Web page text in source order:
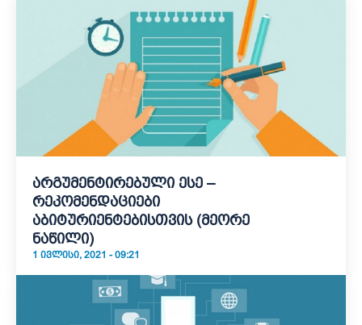
არგუმენტირებული ესე –
რეკომენდაციები
აბიტურიენტებისთვის (მეორე
ნაწილი)
1 ᲘᲕᲚᲘᲡᲘ, 2021 - 09:21